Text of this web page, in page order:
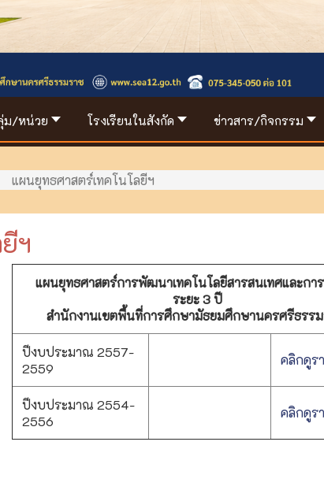
ม/หน่วย โรงเรียนในสังกัด ข่าวสาร/กิจกรรม
แผนยุทธศาสตร์เทคโนโลยีฯ
ฯ
แผนยุทธศาสตร์การพัฒนาเทคโนโลยีสารสนเทศและกา
ระยะ 3 ปี
สำนักงานเขตพื้นที่การศึกษามัธยมศึกษานครศรีธรร
ปีงบประมาณ 2557-
2559
คลิกดูร
ปีงบประมาณ 2554-
2556
คลิกดูร